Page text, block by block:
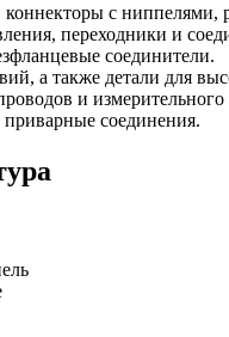
с ниппелями,
переходники и
соединители.
а также детали для
и измерительного
соединения.